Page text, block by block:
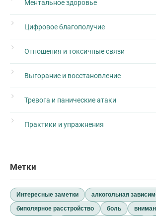
Ментальное здоровье
Цифровое благополучие
Отношения и токсичные связи
Выгорание и восстановление
Тревога и панические атаки
Практики и упражнения
Метки
Интересные заметки
алкогольная
биполярное расстройство
боль